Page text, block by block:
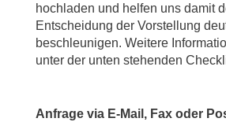
hochladen und helfen uns damit
Entscheidung der Vorstellung
beschleunigen. Weitere
unter der unten stehenden
Anfrage via E-Mail, Fax oder